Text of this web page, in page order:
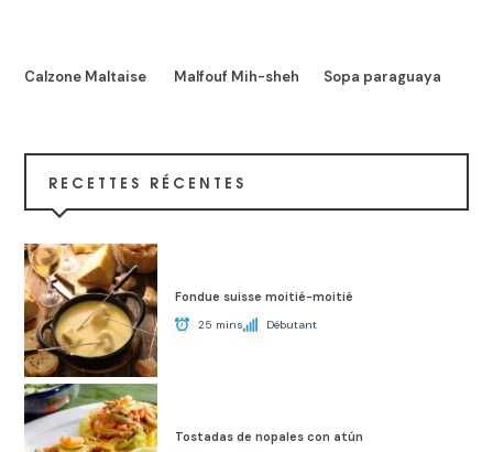
Calzone Maltaise Malfouf Mih-sheh Sopa paraguaya
RECETTES RÉCENTES
Fondue suisse moitié-moitié
25 mins Débutant
Tostadas de nopales con atún